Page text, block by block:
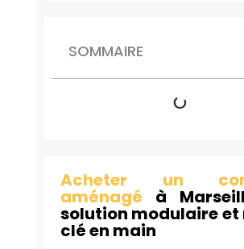
SOMMAIRE
Acheter un
aménagé à
solution modulaire et
clé en main